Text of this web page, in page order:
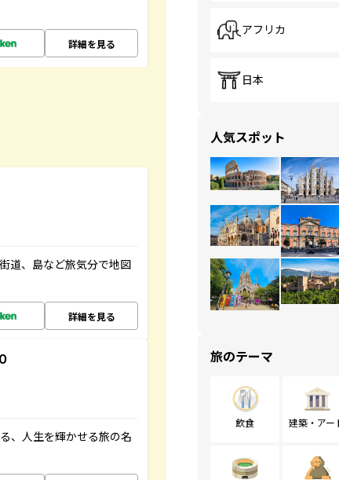
詳細を見る
道、島など旅気分で地図
詳細を見る
、人生を輝かせる旅の名
アフリカ
日本
人気スポット
旅のテーマ
飲食 建築・アー